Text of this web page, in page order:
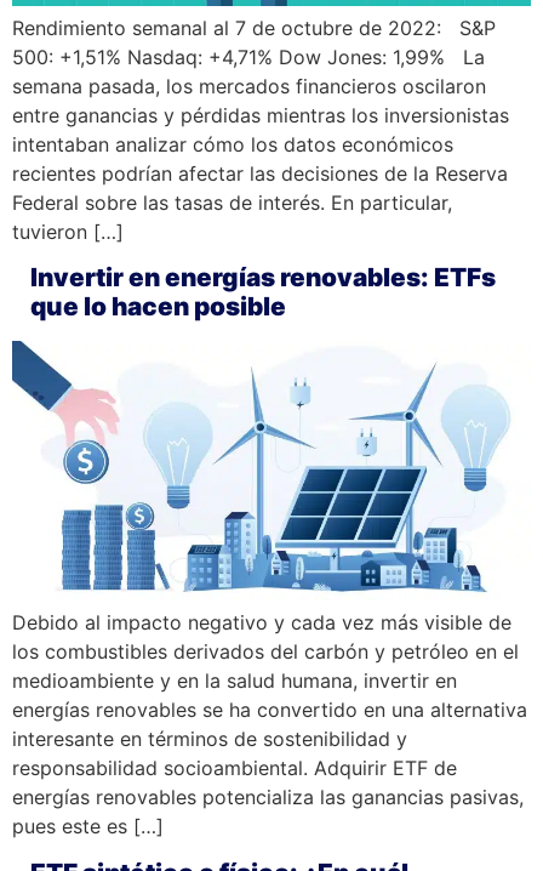
Rendimiento semanal al 7 de octubre de 2022: S&P
500: +1,51% Nasdaq: +4,71% Dow Jones: 1,99% La
semana pasada, los mercados financieros oscilaron
entre ganancias y pérdidas mientras los inversionistas
intentaban analizar cómo los datos económicos
recientes podrían afectar las decisiones de la Reserva
Federal sobre las tasas de interés. En particular,
tuvieron […]
Invertir en energías renovables: ETFs
que lo hacen posible
Debido al impacto negativo y cada vez más visible de
los combustibles derivados del carbón y petróleo en el
medioambiente y en la salud humana, invertir en
energías renovables se ha convertido en una alternativa
interesante en términos de sostenibilidad y
responsabilidad socioambiental. Adquirir ETF de
energías renovables potencializa las ganancias pasivas,
pues este es […]